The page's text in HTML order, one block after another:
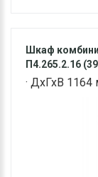
Шкаф
П4.265.2.16
· ДхГхВ